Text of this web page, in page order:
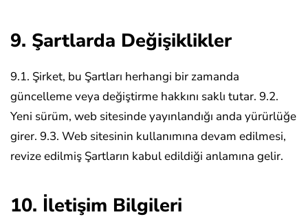
9. Şartlarda Değişiklikler
9.1. Şirket, bu Şartları herhangi bir zamanda
güncelleme veya değiştirme hakkını saklı tutar. 9.2.
Yeni sürüm, web sitesinde yayınlandığı anda yürürlüğe
girer. 9.3. Web sitesinin kullanımına devam edilmesi,
revize edilmiş Şartların kabul edildiği anlamına gelir.
10. İletişim Bilgileri